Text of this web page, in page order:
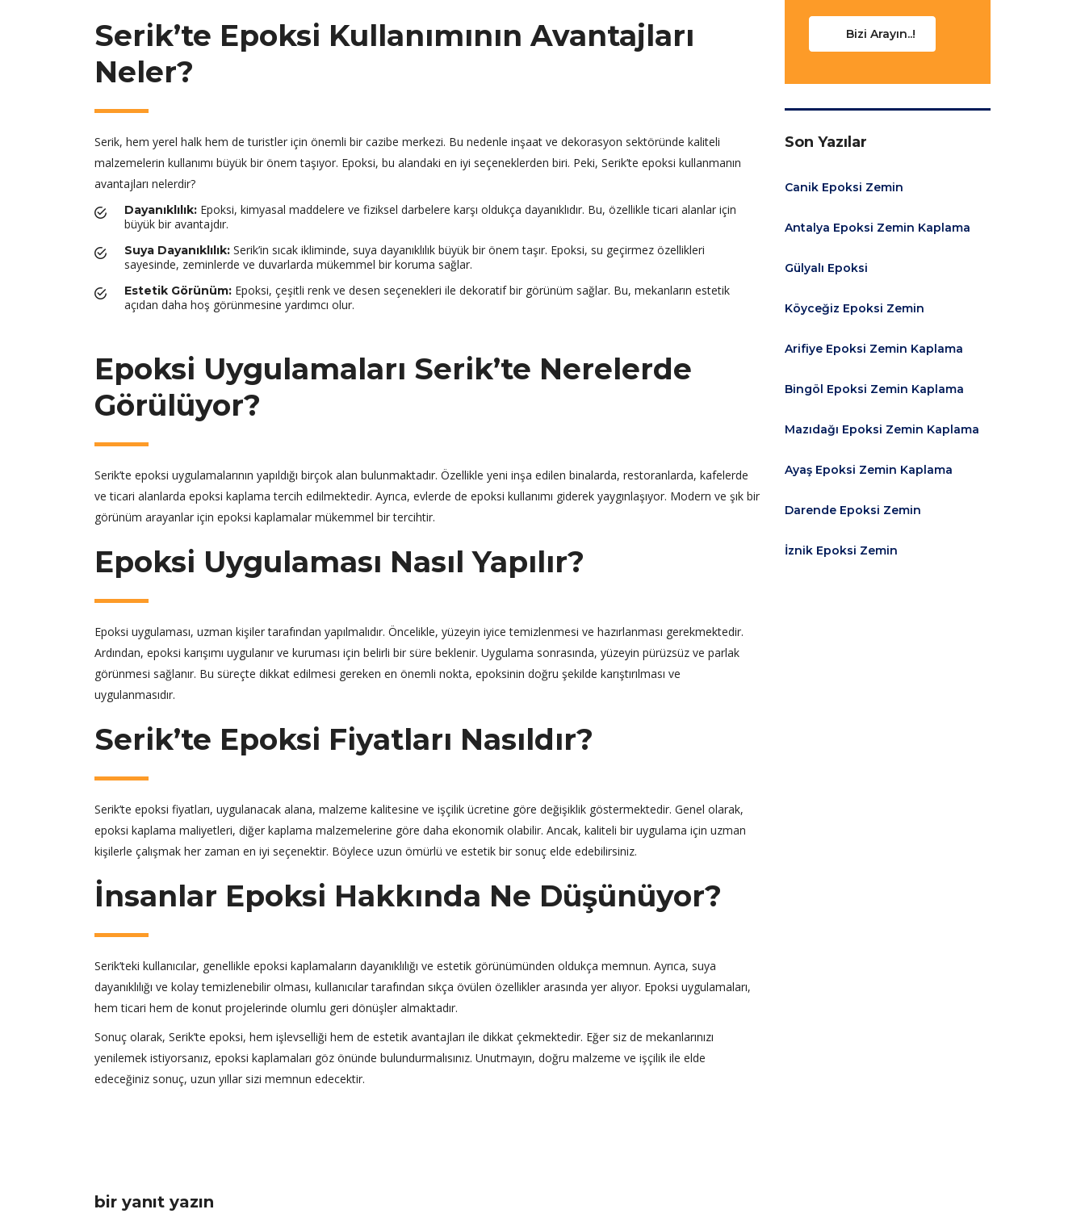
Serik’te Epoksi Kullanımının Avantajları
Neler?
Serik, hem yerel halk hem de turistler için önemli bir cazibe merkezi. Bu nedenle inşaat ve dekorasyon sektöründe kaliteli
malzemelerin kullanımı büyük bir önem taşıyor. Epoksi, bu alandaki en iyi seçeneklerden biri. Peki, Serik’te epoksi kullanmanın
avantajları nelerdir?
Dayanıklılık: Epoksi, kimyasal maddelere ve fiziksel darbelere karşı oldukça dayanıklıdır. Bu, özellikle ticari alanlar için
büyük bir avantajdır.
Suya Dayanıklılık: Serik’in sıcak ikliminde, suya dayanıklılık büyük bir önem taşır. Epoksi, su geçirmez özellikleri
sayesinde, zeminlerde ve duvarlarda mükemmel bir koruma sağlar.
Estetik Görünüm: Epoksi, çeşitli renk ve desen seçenekleri ile dekoratif bir görünüm sağlar. Bu, mekanların estetik
açıdan daha hoş görünmesine yardımcı olur.
Epoksi Uygulamaları Serik’te Nerelerde
Görülüyor?
Serik’te epoksi uygulamalarının yapıldığı birçok alan bulunmaktadır. Özellikle yeni inşa edilen binalarda, restoranlarda, kafelerde
ve ticari alanlarda epoksi kaplama tercih edilmektedir. Ayrıca, evlerde de epoksi kullanımı giderek yaygınlaşıyor. Modern ve şık bir
görünüm arayanlar için epoksi kaplamalar mükemmel bir tercihtir.
Epoksi Uygulaması Nasıl Yapılır?
Epoksi uygulaması, uzman kişiler tarafından yapılmalıdır. Öncelikle, yüzeyin iyice temizlenmesi ve hazırlanması gerekmektedir.
Ardından, epoksi karışımı uygulanır ve kuruması için belirli bir süre beklenir. Uygulama sonrasında, yüzeyin pürüzsüz ve parlak
görünmesi sağlanır. Bu süreçte dikkat edilmesi gereken en önemli nokta, epoksinin doğru şekilde karıştırılması ve
uygulanmasıdır.
Serik’te Epoksi Fiyatları Nasıldır?
Serik’te epoksi fiyatları, uygulanacak alana, malzeme kalitesine ve işçilik ücretine göre değişiklik göstermektedir. Genel olarak,
epoksi kaplama maliyetleri, diğer kaplama malzemelerine göre daha ekonomik olabilir. Ancak, kaliteli bir uygulama için uzman
kişilerle çalışmak her zaman en iyi seçenektir. Böylece uzun ömürlü ve estetik bir sonuç elde edebilirsiniz.
İnsanlar Epoksi Hakkında Ne Düşünüyor?
Serik’teki kullanıcılar, genellikle epoksi kaplamaların dayanıklılığı ve estetik görünümünden oldukça memnun. Ayrıca, suya
dayanıklılığı ve kolay temizlenebilir olması, kullanıcılar tarafından sıkça övülen özellikler arasında yer alıyor. Epoksi uygulamaları,
hem ticari hem de konut projelerinde olumlu geri dönüşler almaktadır.
Sonuç olarak, Serik’te epoksi, hem işlevselliği hem de estetik avantajları ile dikkat çekmektedir. Eğer siz de mekanlarınızı
yenilemek istiyorsanız, epoksi kaplamaları göz önünde bulundurmalısınız. Unutmayın, doğru malzeme ve işçilik ile elde
edeceğiniz sonuç, uzun yıllar sizi memnun edecektir.
bir yanıt yazın
Bizi Arayın..!
Son Yazılar
Canik Epoksi Zemin
Antalya Epoksi Zemin Kaplama
Gülyalı Epoksi
Köyceğiz Epoksi Zemin
Arifiye Epoksi Zemin Kaplama
Bingöl Epoksi Zemin Kaplama
Mazıdağı Epoksi Zemin Kaplama
Ayaş Epoksi Zemin Kaplama
Darende Epoksi Zemin
İznik Epoksi Zemin